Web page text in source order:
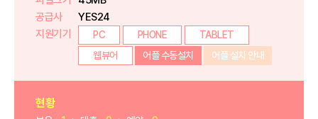
공급사
YES24
지원기기
PC PHONE
TABLET
웹뷰어
어플 수동설치 어플 설치 안내
현황